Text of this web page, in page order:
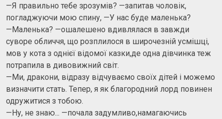
—Я правильно тебе зрозумів? —запитав чоловік,
погладжуючи мою спину, —У нас буде маленька?
—Маленька? —ошалешено вдивлялася в завжди
суворе обличчя, що розплилося в широчезній усмішці,
мов у кота з однієї відомої казки,де одна дівчинка теж
потрапила в дивовижний світ.
—Ми, дракони, відразу відчуваємо своїх дітей і можемо
визначити стать. Тепер, я як благородний лорд повинен
одружитися з тобою.
—Ну, не знаю... —почала задумливо,намагаючись